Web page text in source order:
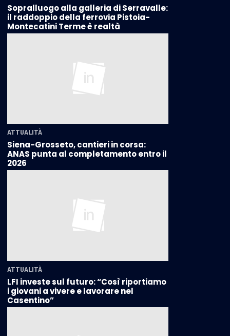
Sopralluogo alla galleria di Serravalle:
il raddoppio della ferrovia Pistoia-
Montecatini Terme è realtà
ATTUALITÀ
Siena-Grosseto, cantieri in corsa:
ANAS punta al completamento entro il
2026
ATTUALITÀ
LFI investe sul futuro: “Così riportiamo
i giovani a vivere e lavorare nel
Casentino”